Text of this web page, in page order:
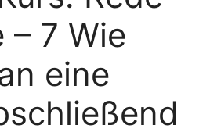
– 7 Wie
eine